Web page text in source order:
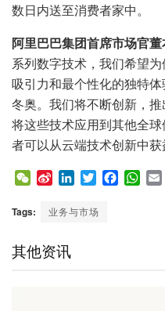
数日内送至消费者家中。
阿里巴巴集团首席市场官
系列数字技术，我们希望
吸引力和最个性化的独特
冬奥。我们将不断创新，
将这些技术应用到其他全
者可以从云端技术创新中获
W
C
a
t
S
n
W
e
L
n
T
i
F
W
Tags: 业务与市场
其他资讯